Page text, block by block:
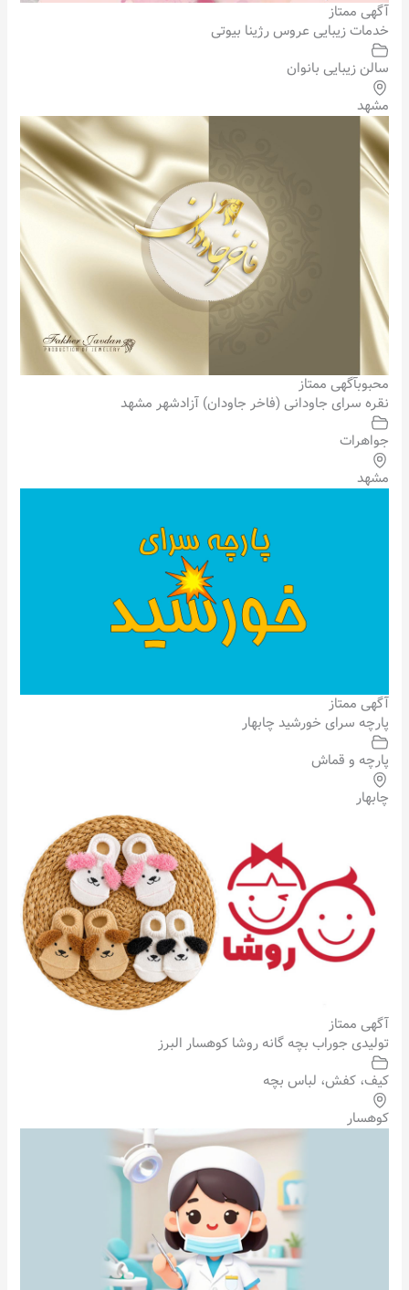
آگهی ممتاز
خدمات زیبایی عروس رژینا بیوتی
سالن زیبایی بانوان
مشهد
محبوبآگهی ممتاز
نقره سرای جاودانی (فاخر جاودان) آزادشهر مشهد
جواهرات
مشهد
آگهی ممتاز
پارچه سرای خورشید چابهار
پارچه و قماش
چابهار
آگهی ممتاز
تولیدی جوراب بچه گانه روشا کوهسار البرز
کیف، کفش، لباس بچه
کوهسار